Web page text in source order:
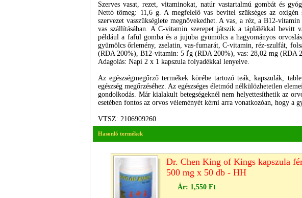
Szerves vasat, rezet, vitaminokat, natúr vastartalmú gombát és
Nettó tömeg: 11,6 g. A megfelelő vas bevitel szükséges az oxigén
szervezet vasszükséglete megnövekedhet. A vas, a réz, a B12-
vas szállításában. A C-vitamin szerepet játszik a táplálékkal bevitt
például a fafül gomba és a jujuba gyümölcs a hagyományos
gyümölcs őrlemény, zselatin, vas-fumarát, C-vitamin, réz-szulfát,
(RDA 200%), B12-vitamin: 5 ľg (RDA 200%), vas: 28,02 mg (RDA
Adagolás: Napi 2 x 1 kapszula folyadékkal lenyelve.
Az egészségmegőrző termékek körébe tartozó teák, kapszulák,
egészség megőrzéséhez. Az egészséges életmód nélkülözhetetlen
gondolkodás. Már kialakult betegségeknél nem helyettesíthetik az
esetében fontos az orvos véleményét kérni arra vonatkozóan, hogy a
VTSZ: 2106909260
Hasonló termékek
Dr. Chen King of Kings kapszula
500 mg x 50 db - HH
Ár: 1,550 Ft